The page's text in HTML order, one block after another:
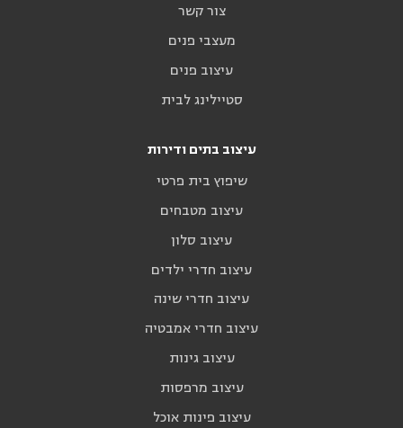
צור קשר
מעצבי פנים
עיצוב פנים
סטיילינג לבית
עיצוב בתים ודירות
שיפוץ בית פרטי
עיצוב מטבחים
עיצוב סלון
עיצוב חדרי ילדים
עיצוב חדרי שינה
עיצוב חדרי אמבטיה
עיצוב גינות
עיצוב מרפסות
עיצוב פינות אוכל